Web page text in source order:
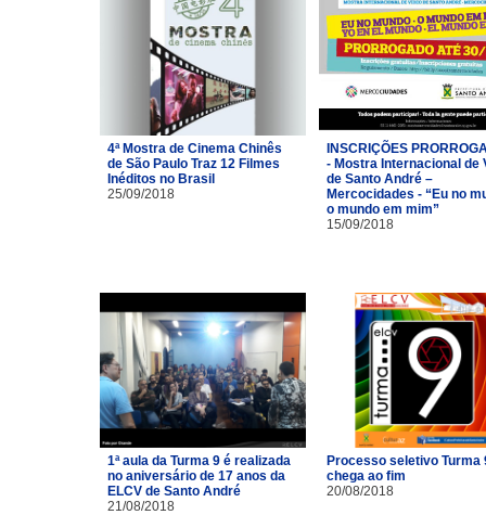
4ª Mostra de Cinema Chinês
de São Paulo Traz 12 Filmes
Inéditos no Brasil
25/09/2018
INSCRIÇÕES
- Mostra Internacional de
de Santo André –
Mercocidades - “Eu no
o mundo em mim”
15/09/2018
1ª aula da Turma 9 é realizada
no aniversário de 17 anos da
ELCV de Santo André
21/08/2018
Processo seletivo Turma
chega ao fim
20/08/2018